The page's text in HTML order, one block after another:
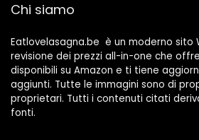
Chi siamo
Eatlovelasagna.be è un moderno sito
revisione dei prezzi all-in-one che
disponibili su Amazon e ti tiene
aggiunti. Tutte le immagini sono di
proprietari. Tutti i contenuti citati
fonti.